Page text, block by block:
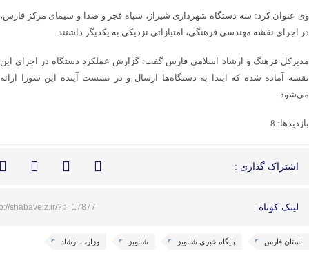
وی عنوان کرد: سه دستگاه شهرداری شیراز، سپاه فجر و صدا و سیمای مرکز فارس،
در اجرای نقشه مهندسی فرهنگی، امتیازاتی نزدیکی به یکدیگر داشتند.
مدیرکل فرهنگ و ارشاد اسلامی فارس گفت: گزارش عملکرد دستگاه در اجرای این
نقشه آماده شده که ابتدا به دستگاه‌ها ارسال و در نشست آینده این شورا ارائه
می‌شود.
بازدیدها: 8
اشتراک گذاری :
لینک کوتاه : shabaveiz.ir/?p=17877
استان فارس پایگاه خبری شباویز شباویز وزارت ارشاد